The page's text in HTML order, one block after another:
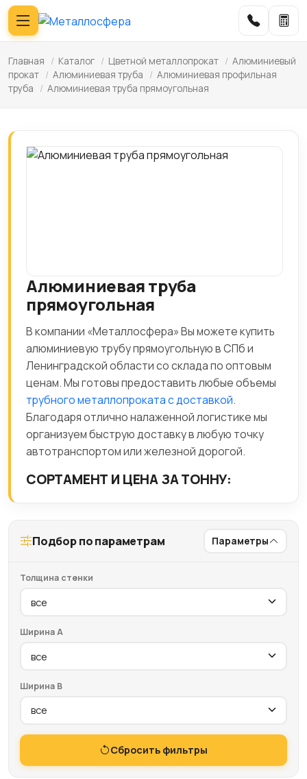
Главная / Каталог / Цветной металлопрокат / Алюминиевый
прокат / Алюминиевая труба / Алюминиевая профильная
труба
/ Алюминиевая труба прямоугольная
Алюминиевая труба
прямоугольная
В компании «Металлосфера» Вы можете купить
алюминиевую трубу прямоугольную в СПб и
Ленинградской области со склада по оптовым
ценам. Мы готовы предоставить любые объемы
трубного металлопроката с доставкой.
Благодаря отлично налаженной логистике мы
организуем быструю доставку в любую точку
автотранспортом или железной дорогой.
СОРТАМЕНТ И ЦЕНА ЗА ТОННУ:
Подбор по параметрам Параметры
Толщина стенки
Ширина A
Ширина B
Сбросить фильтры